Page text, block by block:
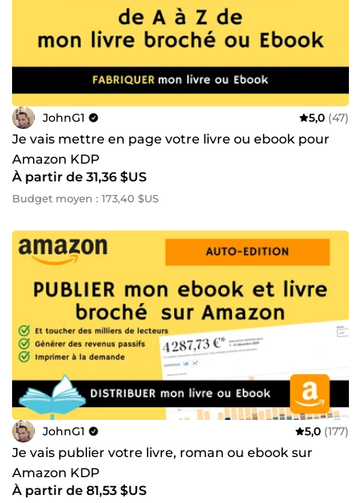
JohnG1 5,0 (47)
Je vais mettre en page votre livre ou ebook pour
Amazon KDP
À partir de 31,36 $US
Budget moyen : 173,40 $US
JohnG1 5,0 (177)
Je vais publier votre livre, roman ou ebook sur
Amazon KDP
À partir de 81,53 $US